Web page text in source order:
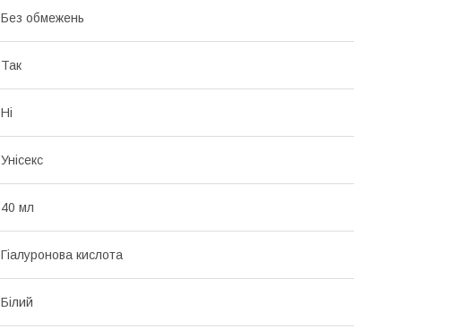
Без обмежень
Так
Ні
Унісекс
40 мл
Гіалуронова кислота
Білий